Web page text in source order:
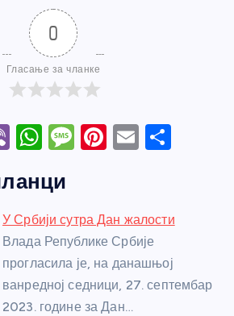
0
Гласање за чланке
Vi
er
W
at
s
A
p
p
M
a
g
e
Pi
e
st
E
e
У Србији сутра Дан жалости
Влада Републике Србије
прогласила је, на данашњој
ванредној седници, 27. септембар
2023. године за Дан…